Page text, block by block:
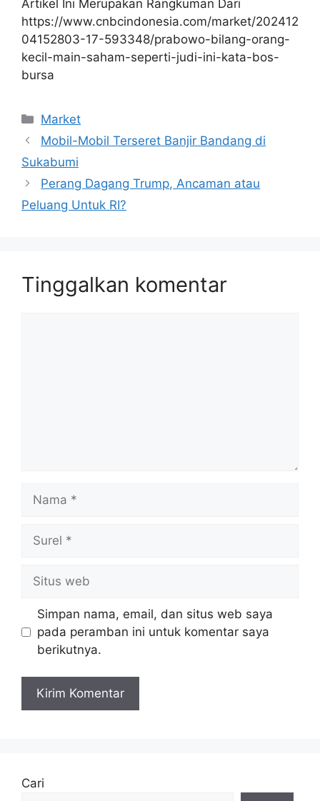
Artikel Ini Merupakan Rangkuman Dari
https://www.cnbcindonesia.com/market/202412
04152803-17-593348/prabowo-bilang-orang-
kecil-main-saham-seperti-judi-ini-kata-bos-
bursa
Kategori
Market
Mobil-Mobil Terseret Banjir Bandang di
Sukabumi
Perang Dagang Trump, Ancaman atau
Peluang Untuk RI?
Tinggalkan komentar
web
Simpan nama, email, dan situs web saya
pada peramban ini untuk komentar saya
berikutnya.
Cari